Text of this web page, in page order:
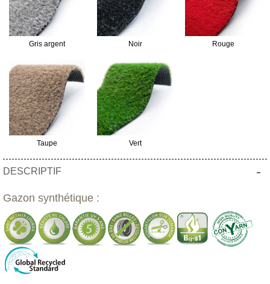
Gris argent Noir Rouge
Taupe Vert
DESCRIPTIF -
Gazon synthétique :